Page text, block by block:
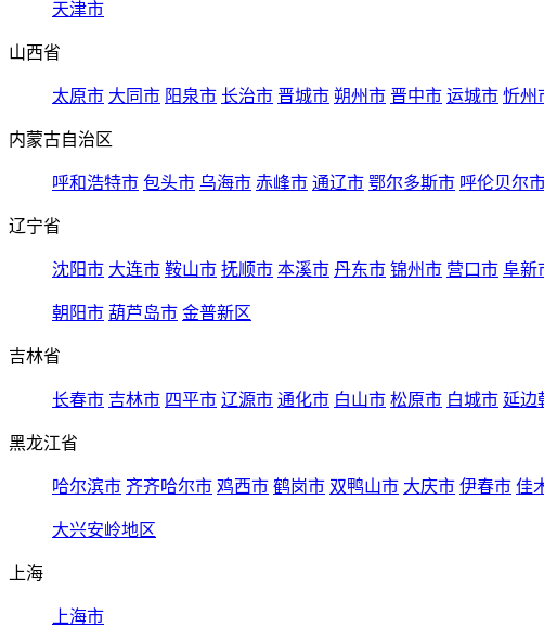
天津市
山西省
太原市 大同市 阳泉市 长治市 晋城市 朔州市 晋中市 运城市 忻州
内蒙古自治区
呼和浩特市 包头市 乌海市 赤峰市 通辽市 鄂尔多斯市 呼伦贝尔
辽宁省
沈阳市 大连市 鞍山市 抚顺市 本溪市 丹东市 锦州市 营口市 阜新
朝阳市 葫芦岛市 金普新区
吉林省
长春市 吉林市 四平市 辽源市 通化市 白山市 松原市 白城市 延边
黑龙江省
哈尔滨市 齐齐哈尔市 鸡西市 鹤岗市 双鸭山市 大庆市 伊春市 佳
大兴安岭地区
上海
上海市